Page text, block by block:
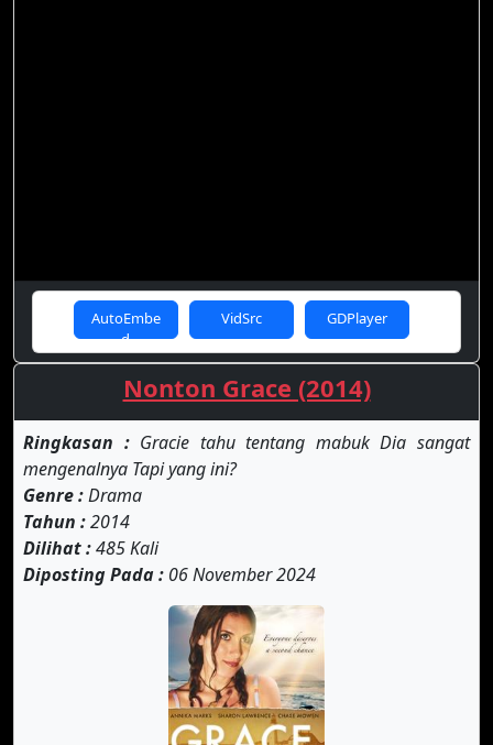
AutoEmbe
d
VidSrc GDPlayer
Nonton Grace (2014)
Ringkasan :Gracie tahu tentang mabuk Dia sangat
mengenalnya Tapi yang ini?
Genre :Drama
Tahun :2014
Dilihat :485 Kali
Diposting Pada : 06 November 2024